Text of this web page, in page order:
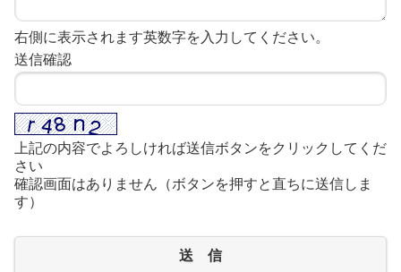
右側に表示されます英数字を入力してください。
送信確認
上記の内容でよろしければ送信ボタンをクリックしてくだ
さい
確認画面はありません（ボタンを押すと直ちに送信しま
す）
送 信